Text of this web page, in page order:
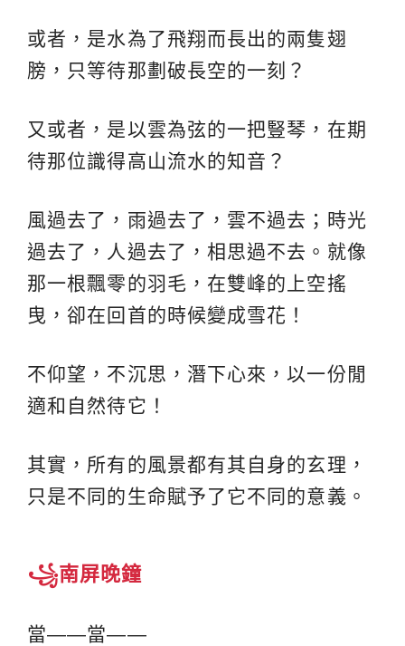
或者，是水為了飛翔而長出的兩隻翅
膀，只等待那劃破長空的一刻？
又或者，是以雲為弦的一把豎琴，在期
待那位識得高山流水的知音？
風過去了，雨過去了，雲不過去；時光
過去了，人過去了，相思過不去。就像
那一根飄零的羽毛，在雙峰的上空搖
曳，卻在回首的時候變成雪花！
不仰望，不沉思，潛下心來，以一份閒
適和自然待它！
其實，所有的風景都有其自身的玄理，
只是不同的生命賦予了它不同的意義。
꧁南屏晚鐘
當——當——